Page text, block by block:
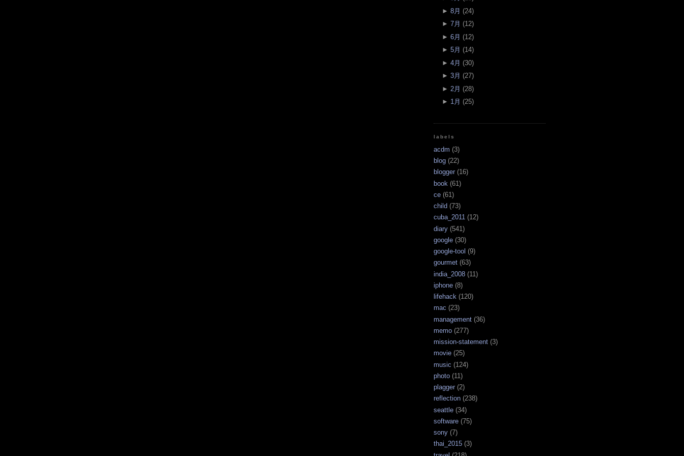
► 8月 (24)
► 7月 (12)
► 6月 (12)
► 5月 (14)
► 4月 (30)
► 3月 (27)
► 2月 (28)
► 1月 (25)
labels
acdm (3)
blog (22)
blogger (16)
book (61)
ce (61)
child (73)
cuba_2011 (12)
diary (541)
google (30)
google-tool (9)
gourmet (63)
india_2008 (11)
iphone (8)
lifehack (120)
mac (23)
management (36)
memo (277)
mission-statement (3)
movie (25)
music (124)
photo (11)
plagger (2)
reflection (238)
seattle (34)
software (75)
sony (7)
thai_2015 (3)